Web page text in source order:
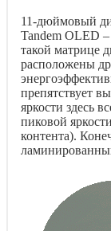
11-дюймовый
Tandem OLED
такой матрице
расположены
препятствует
яркости здесь
пиковой
контента).